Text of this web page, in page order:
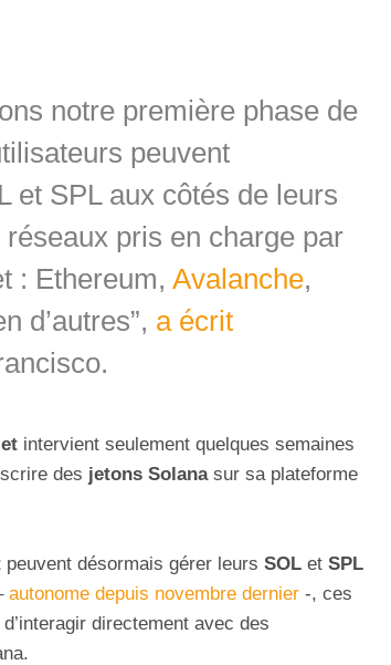
notre première phase de
peuvent
et SPL aux côtés de leurs
pris en charge par
: Ethereum, Avalanche,
d’autres”, a écrit
intervient seulement quelques semaines
des jetons Solanasur sa plateforme
peuvent désormais gérer leurs SOL et SPL
autonome depuis novembre dernier -, ces
directement avec des